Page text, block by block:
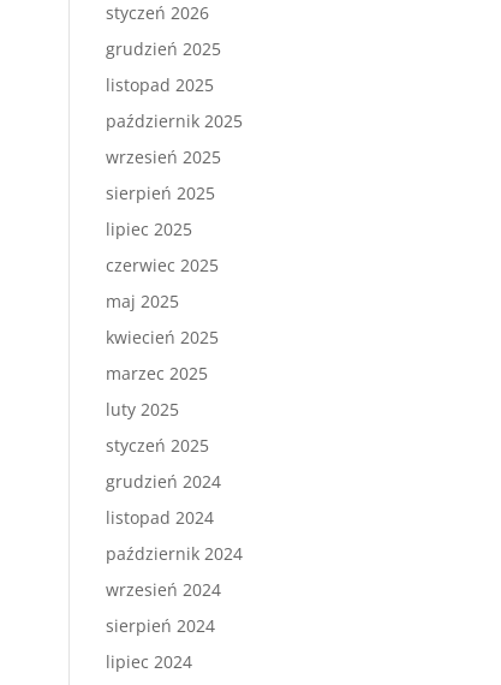
styczeń 2026
grudzień 2025
listopad 2025
październik 2025
wrzesień 2025
sierpień 2025
lipiec 2025
czerwiec 2025
maj 2025
kwiecień 2025
marzec 2025
luty 2025
styczeń 2025
grudzień 2024
listopad 2024
październik 2024
wrzesień 2024
sierpień 2024
lipiec 2024